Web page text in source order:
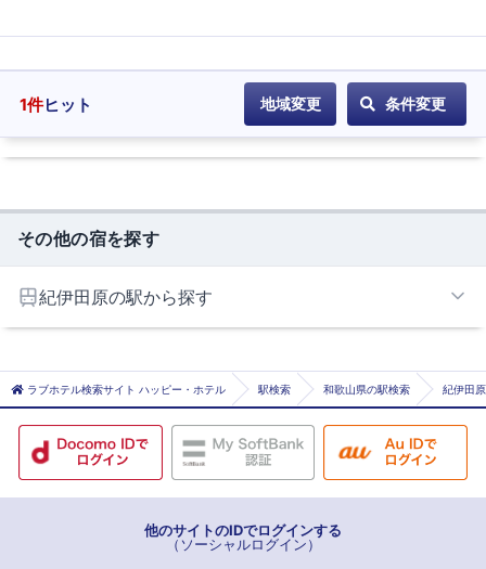
ホ
テ
ル
1件ヒット 地域変更 条件変更
その他の宿を探す
紀伊田原の駅から探す
ラブホテル検索サイト ハッピー・ホテル 駅検索 和歌山県の駅検索 紀伊田
他のサイトのIDでログインする
（ソーシャルログイン）